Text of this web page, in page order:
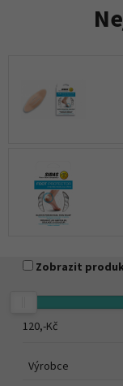
Zobrazit
120,-Kč
Výrobce